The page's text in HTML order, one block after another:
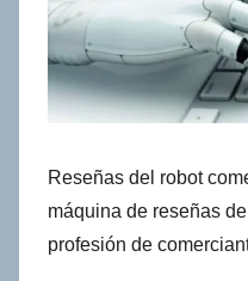
Reseñas del robot
máquina de reseñas
profesión de